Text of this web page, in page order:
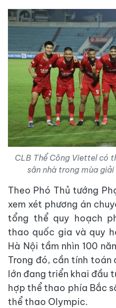
CLB Thể Công Viettel có
sân nhà trong mùa
Theo Phó Thủ tướng
xem xét phương án
tổng thể quy hoạch
thao quốc gia và quy
Hà Nội tầm nhìn 100
Trong đó, cần tính toán
lớn đang triển khai đầu
hợp thể thao phía Bắc
thể thao Olympic.